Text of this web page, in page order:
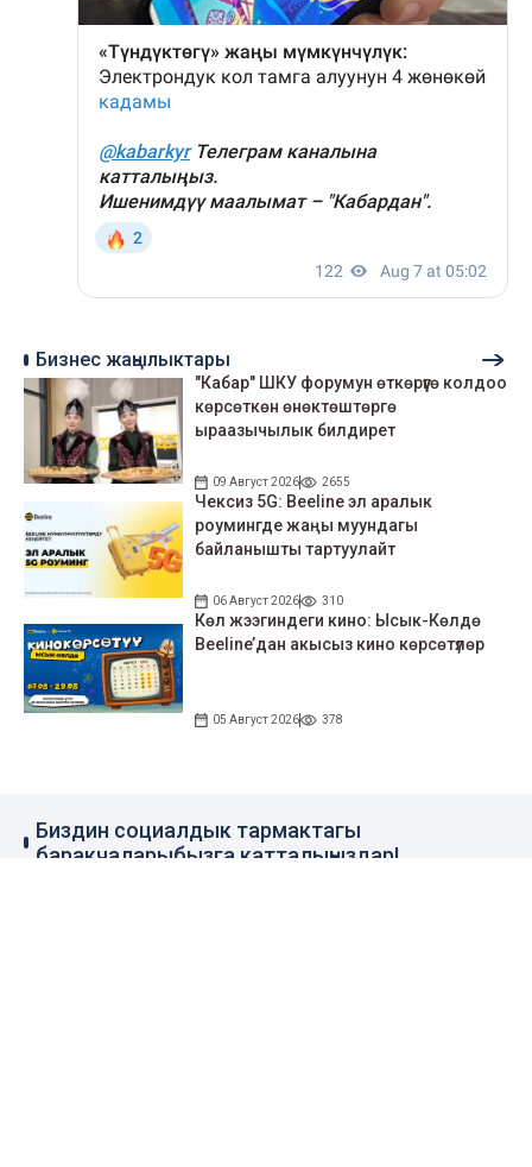
Бизнес жаңылыктары
"Кабар" ШКУ форумун өткөрүүгө колдоо
көрсөткөн өнөктөштөргө
ыраазычылык билдирет
09 Август 2026 2655
Чексиз 5G: Beeline эл аралык
роумингде жаңы муундагы
байланышты тартуулайт
06 Август 2026 310
Көл жээгиндеги кино: Ысык-Көлдө
Beeline’дан акысыз кино көрсөтүлөр
05 Август 2026 378
Биздин социалдык тармактагы
баракчаларыбызга катталыңыздар!